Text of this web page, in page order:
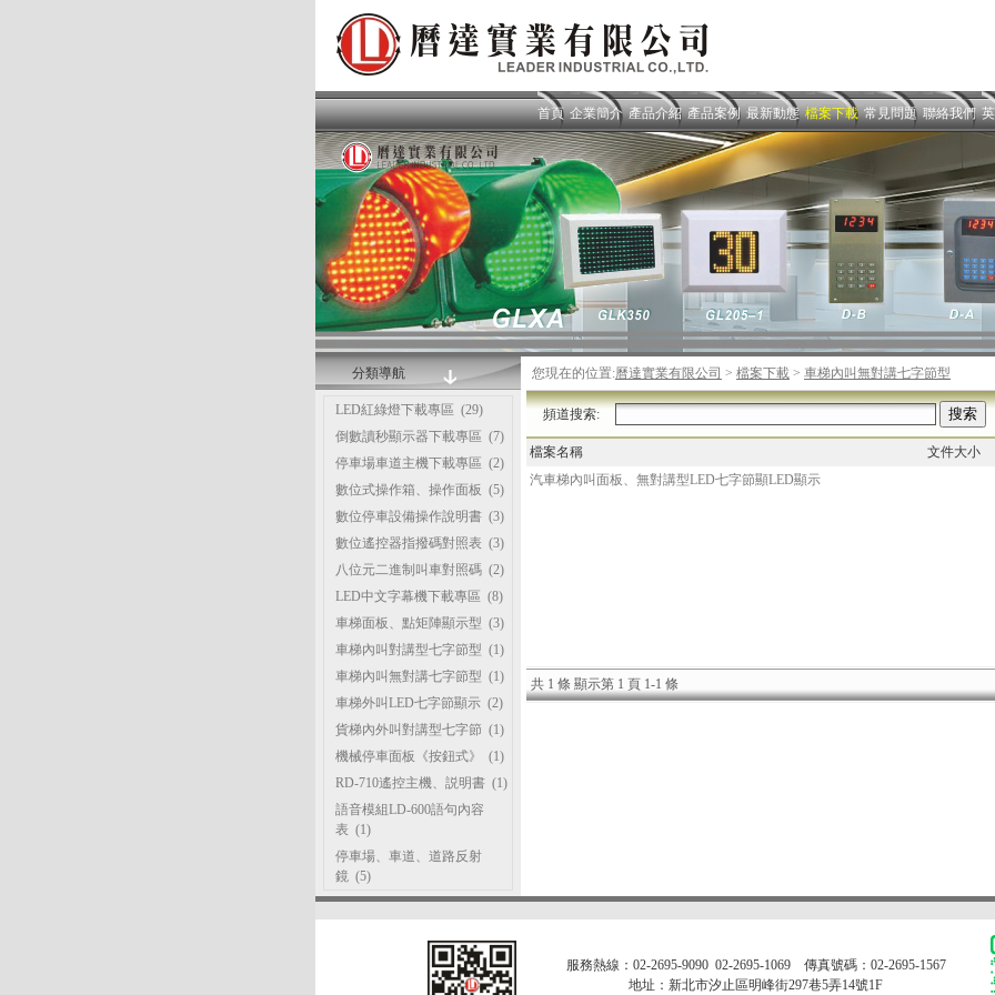
首頁 企業簡介 產品介紹 產品案例 最新動態 檔案下載 常見問題 聯絡我們
分類導航
LED紅綠燈下載專區 (29)
倒數讀秒顯示器下載專區 (7)
停車場車道主機下載專區 (2)
數位式操作箱、操作面板 (5)
數位停車設備操作說明書 (3)
數位遙控器指撥碼對照表 (3)
八位元二進制叫車對照碼 (2)
LED中文字幕機下載專區 (8)
車梯面板、點矩陣顯示型 (3)
車梯內叫對講型七字節型 (1)
車梯內叫無對講七字節型 (1)
車梯外叫LED七字節顯示 (2)
貨梯內外叫對講型七字節 (1)
機械停車面板《按鈕式》
(1)
RD-710遙控主機、説明書 (1)
語音模組LD-600語句內容
表 (1)
停車場、車道、道路反射
鏡 (5)
您現在的位置:曆達實業有限公司 > 檔案下載 > 車梯內叫無對講七字節型
頻道搜索:
檔案名稱
文件大小
汽車梯內叫面板、無對講型LED七字節顯LED顯示
共 1 條 顯示第 1 頁 1-1 條
服務熱線：02-2695-9090 02-2695-1069 傳真號碼：02-2695-1567
地址：新北市汐止區明峰街297巷5弄14號1F